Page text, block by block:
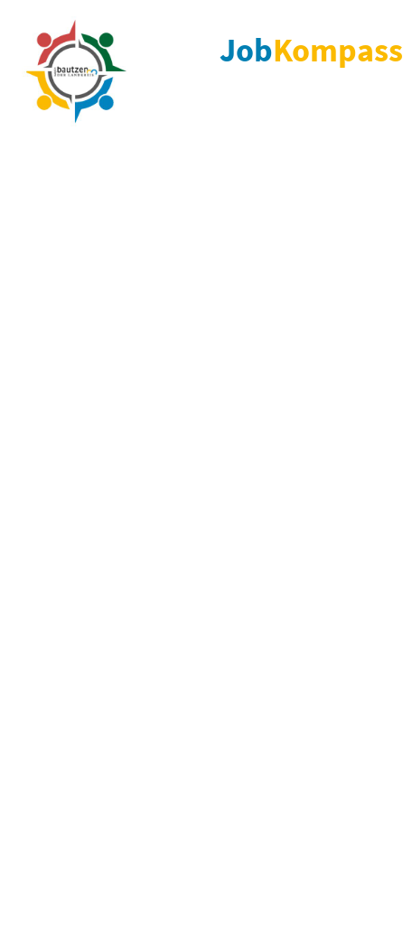
JobKompass